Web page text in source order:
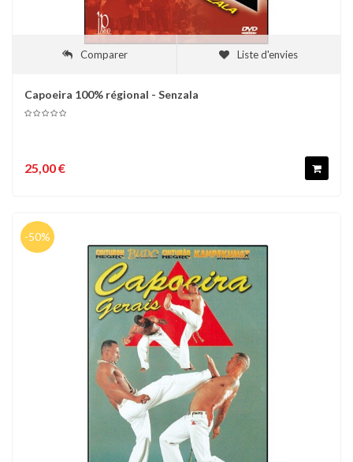
Comparer Liste d'envies
Capoeira 100% régional - Senzala
25,00 €
-50%